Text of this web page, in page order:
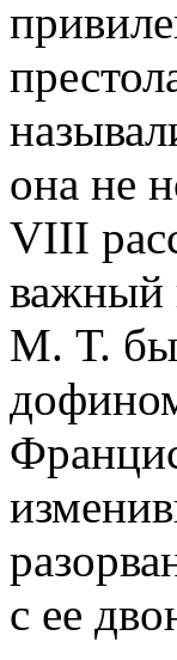
она не
VIII
важный
М. Т.
с ее